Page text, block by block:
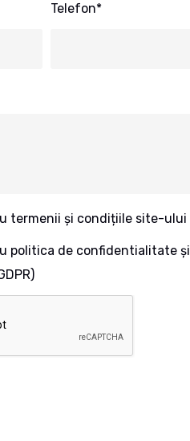
Telefon*
termenii și condițiile site-ului
politica de confidentialitate și